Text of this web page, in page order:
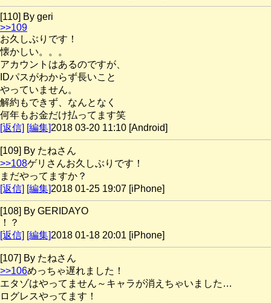
[110] By geri
>>109
お久しぶりです！
懐かしい。。。
アカウントはあるのですが、
IDパスがわからず長いこと
やっていません。
解約もできず、なんとなく
何年もお金だけ払ってます笑
[返信] [編集]2018 03-20 11:10 [Android]
[109] By たねさん
>>108ゲリさんお久しぶりです！
まだやってますか？
[返信] [編集]2018 01-25 19:07 [iPhone]
[108] By GERIDAYO
！？
[返信] [編集]2018 01-18 20:01 [iPhone]
[107] By たねさん
>>106めっちゃ遅れました！
エタゾはやってません～キャラが消えちゃいました…
ログレスやってます！